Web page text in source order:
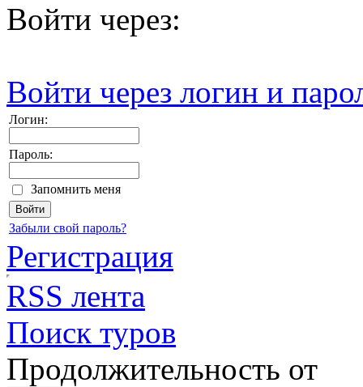
Войти через:
Войти через логин и
Логин:
Пароль:
Запомнить меня
Забыли свой пароль?
Регистрация
RSS лента
Поиск туров
Продолжительность от